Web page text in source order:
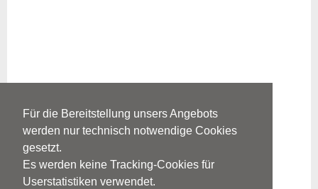
Für die Bereitstellung unsers Angebots
werden nur technisch notwendige Cookies
gesetzt.
Es werden keine Tracking-Cookies für
Userstatistiken verwendet.